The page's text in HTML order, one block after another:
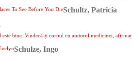
Schultz, Patricia
To See Before You Die
este bine. Vindecă-ți corpul cu ajutorul medicinei,
Schulze, Ingo